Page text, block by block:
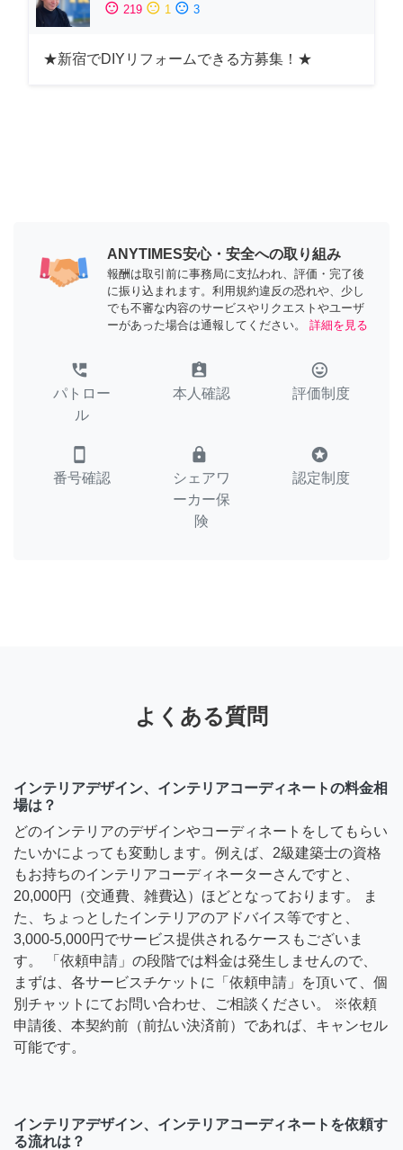
sentiment_satisfied 219 sentiment_neutral 1 sentiment_dissatisfied 3
★新宿でDIYリフォームできる方募集！★
ANYTIMES安心・安全への取り組み
報酬は取引前に事務局に支払われ、評価・完了後
に振り込まれます。利用規約違反の恐れや、少し
でも不審な内容のサービスやリクエストやユーザ
ーがあった場合は通報してください。
詳細を見る
perm_phone_msg
パトロー
ル
assignment_ind
本人確認
tag_faces
評価制度
smartphone
番号確認
lock
シェアワ
ーカー保
険
stars
認定制度
よくある質問
インテリアデザイン、インテリアコーディネートの料金相
場は？
どのインテリアのデザインやコーディネートをしてもらい
たいかによっても変動します。例えば、2級建築士の資格
もお持ちのインテリアコーディネーターさんですと、
20,000円（交通費、雑費込）ほどとなっております。 ま
た、ちょっとしたインテリアのアドバイス等ですと、
3,000-5,000円でサービス提供されるケースもございま
す。 「依頼申請」の段階では料金は発生しませんので、
まずは、各サービスチケットに「依頼申請」を頂いて、個
別チャットにてお問い合わせ、ご相談ください。 ※依頼
申請後、本契約前（前払い決済前）であれば、キャンセル
可能です。
インテリアデザイン、インテリアコーディネートを依頼す
る流れは？